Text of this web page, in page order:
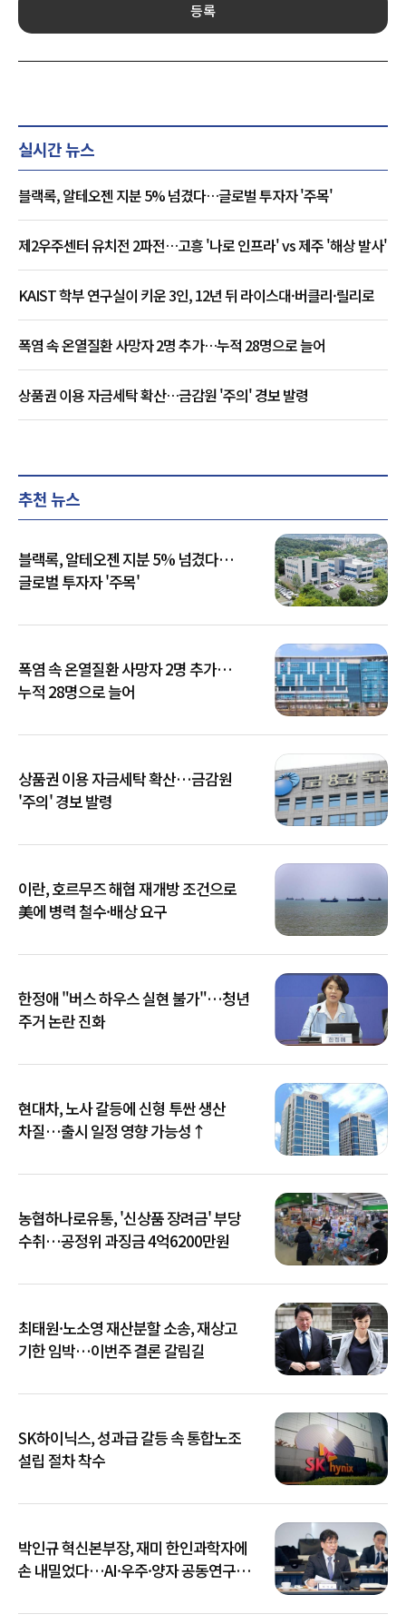
등록
실시간 뉴스
블랙록, 알테오젠 지분 5% 넘겼다…글로벌 투자자 '주목'
제2우주센터 유치전 2파전…고흥 '나로 인프라' vs 제주 '해상 발사'
KAIST 학부 연구실이 키운 3인, 12년 뒤 라이스대·버클리·릴리로
폭염 속 온열질환 사망자 2명 추가…누적 28명으로 늘어
상품권 이용 자금세탁 확산…금감원 '주의' 경보 발령
추천 뉴스
블랙록, 알테오젠 지분 5% 넘겼다…
글로벌 투자자 '주목'
폭염 속 온열질환 사망자 2명 추가…
누적 28명으로 늘어
상품권 이용 자금세탁 확산…금감원
'주의' 경보 발령
이란, 호르무즈 해협 재개방 조건으로
美에 병력 철수·배상 요구
한정애 "버스 하우스 실현 불가"…청년
주거 논란 진화
현대차, 노사 갈등에 신형 투싼 생산
차질…출시 일정 영향 가능성↑
농협하나로유통, '신상품 장려금' 부당
수취…공정위 과징금 4억6200만원
최태원·노소영 재산분할 소송, 재상고
기한 임박…이번주 결론 갈림길
SK하이닉스, 성과급 갈등 속 통합노조
설립 절차 착수
박인규 혁신본부장, 재미 한인과학자에
손 내밀었다…AI·우주·양자 공동연구